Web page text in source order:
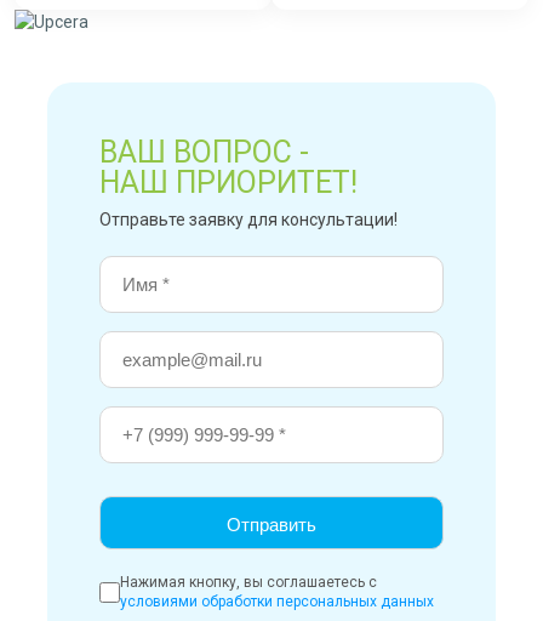
ВАШ ВОПРОС -
НАШ ПРИОРИТЕТ!
Отправьте заявку для консультации!
Нажимая кнопку, вы соглашаетесь с
условиями обработки персональных данных